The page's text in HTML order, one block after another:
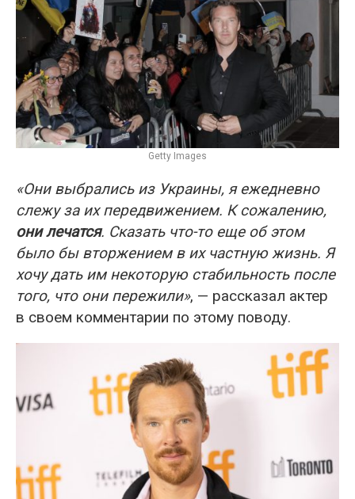
Getty Images
«Они выбрались из Украины, я ежедневно
слежу за их передвижением. К сожалению,
они лечатся. Сказать что-то еще об этом
было бы вторжением в их частную жизнь. Я
хочу дать им некоторую стабильность после
того, что они пережили», — рассказал актер
в своем комментарии по этому поводу.